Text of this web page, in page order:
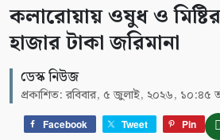
কলারোয়ায় ওষুধ ও
হাজার টাকা জরিমানা
ডেস্ক নিউজ
প্রকাশিত: রবিবার, ৫ জুলাই, ২০২৬, ১০:৪৫
Facebook Tweet Pin